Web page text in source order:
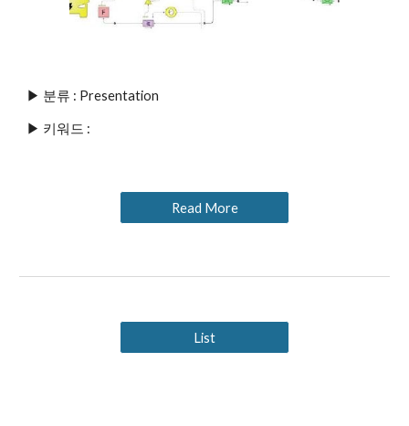
▶ 분류 : Presentation
▶ 키워드 :
Read More
List